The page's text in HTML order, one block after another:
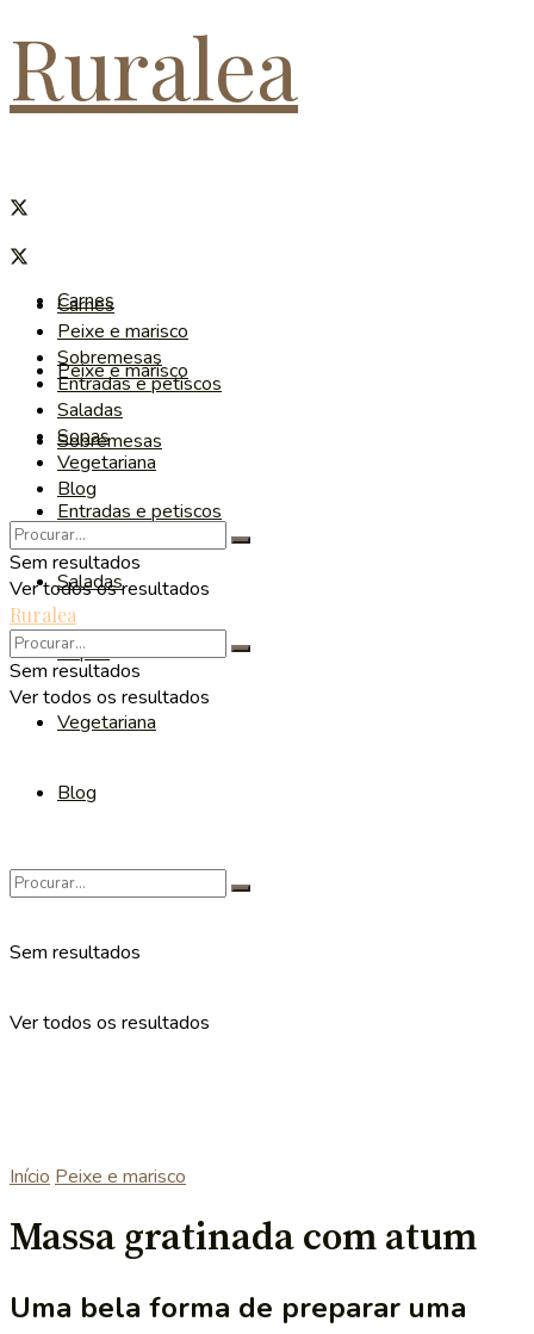
Ruralea
Carnes
Peixe e marisco
Sobremesas
Entradas e petiscos
Saladas
Sopas
Vegetariana
Blog
Sem resultados
Ver todos os resultados
Carnes
Peixe e marisco
Sobremesas
Entradas e petiscos
Saladas
Sopas
Vegetariana
Blog
Sem resultados
Ver todos os resultados
Ruralea
Sem resultados
Ver todos os resultados
Início Peixe e marisco
Massa gratinada com atum
Uma bela forma de preparar uma